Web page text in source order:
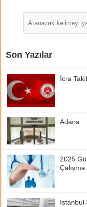
Son Yazılar
İcra
Adana
2025
İstanbul